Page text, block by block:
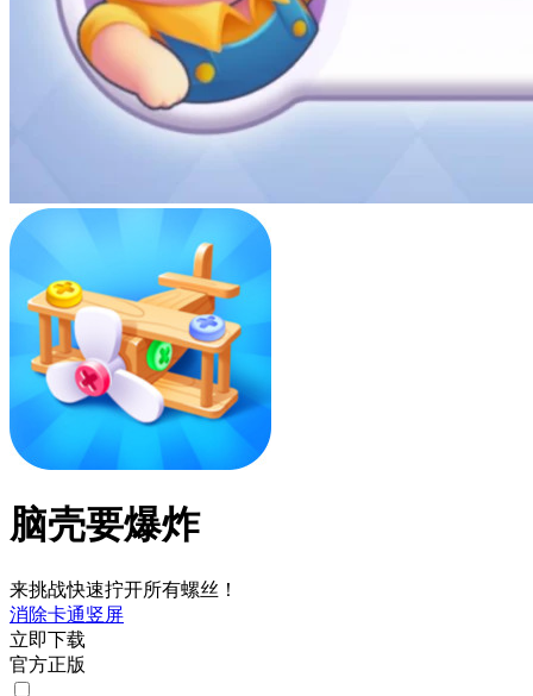
脑壳要爆炸
来挑战快速拧开所有螺丝！
消除卡通竖屏
立即下载
官方正版